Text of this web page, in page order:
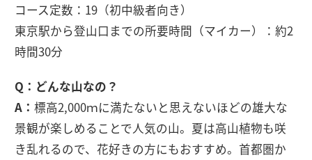
コース定数：19（初中級者向き）
東京駅から登山口までの所要時間（マイカー）：約2
時間30分
Q：どんな山なの？
A： 標高2,000ｍに満たないと思えないほどの雄大な
景観が楽しめることで人気の山。夏は高山植物も咲
き乱れるので、花好きの方にもおすすめ。首都圏か